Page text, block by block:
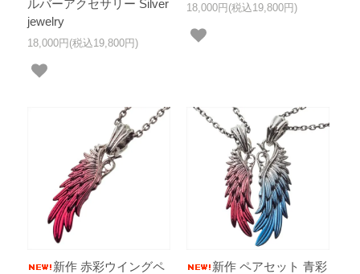
ルバーアクセサリー Silver
jewelry
18,000円(税込19,800円)
18,000円(税込19,800円)
新作 赤彩ウイングペ
新作 ペアセット 青彩